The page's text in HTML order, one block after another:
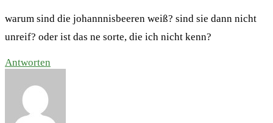
warum sind die johannnisbeeren weiß? sind sie dann nicht
unreif? oder ist das ne sorte, die ich nicht kenn?
Antworten